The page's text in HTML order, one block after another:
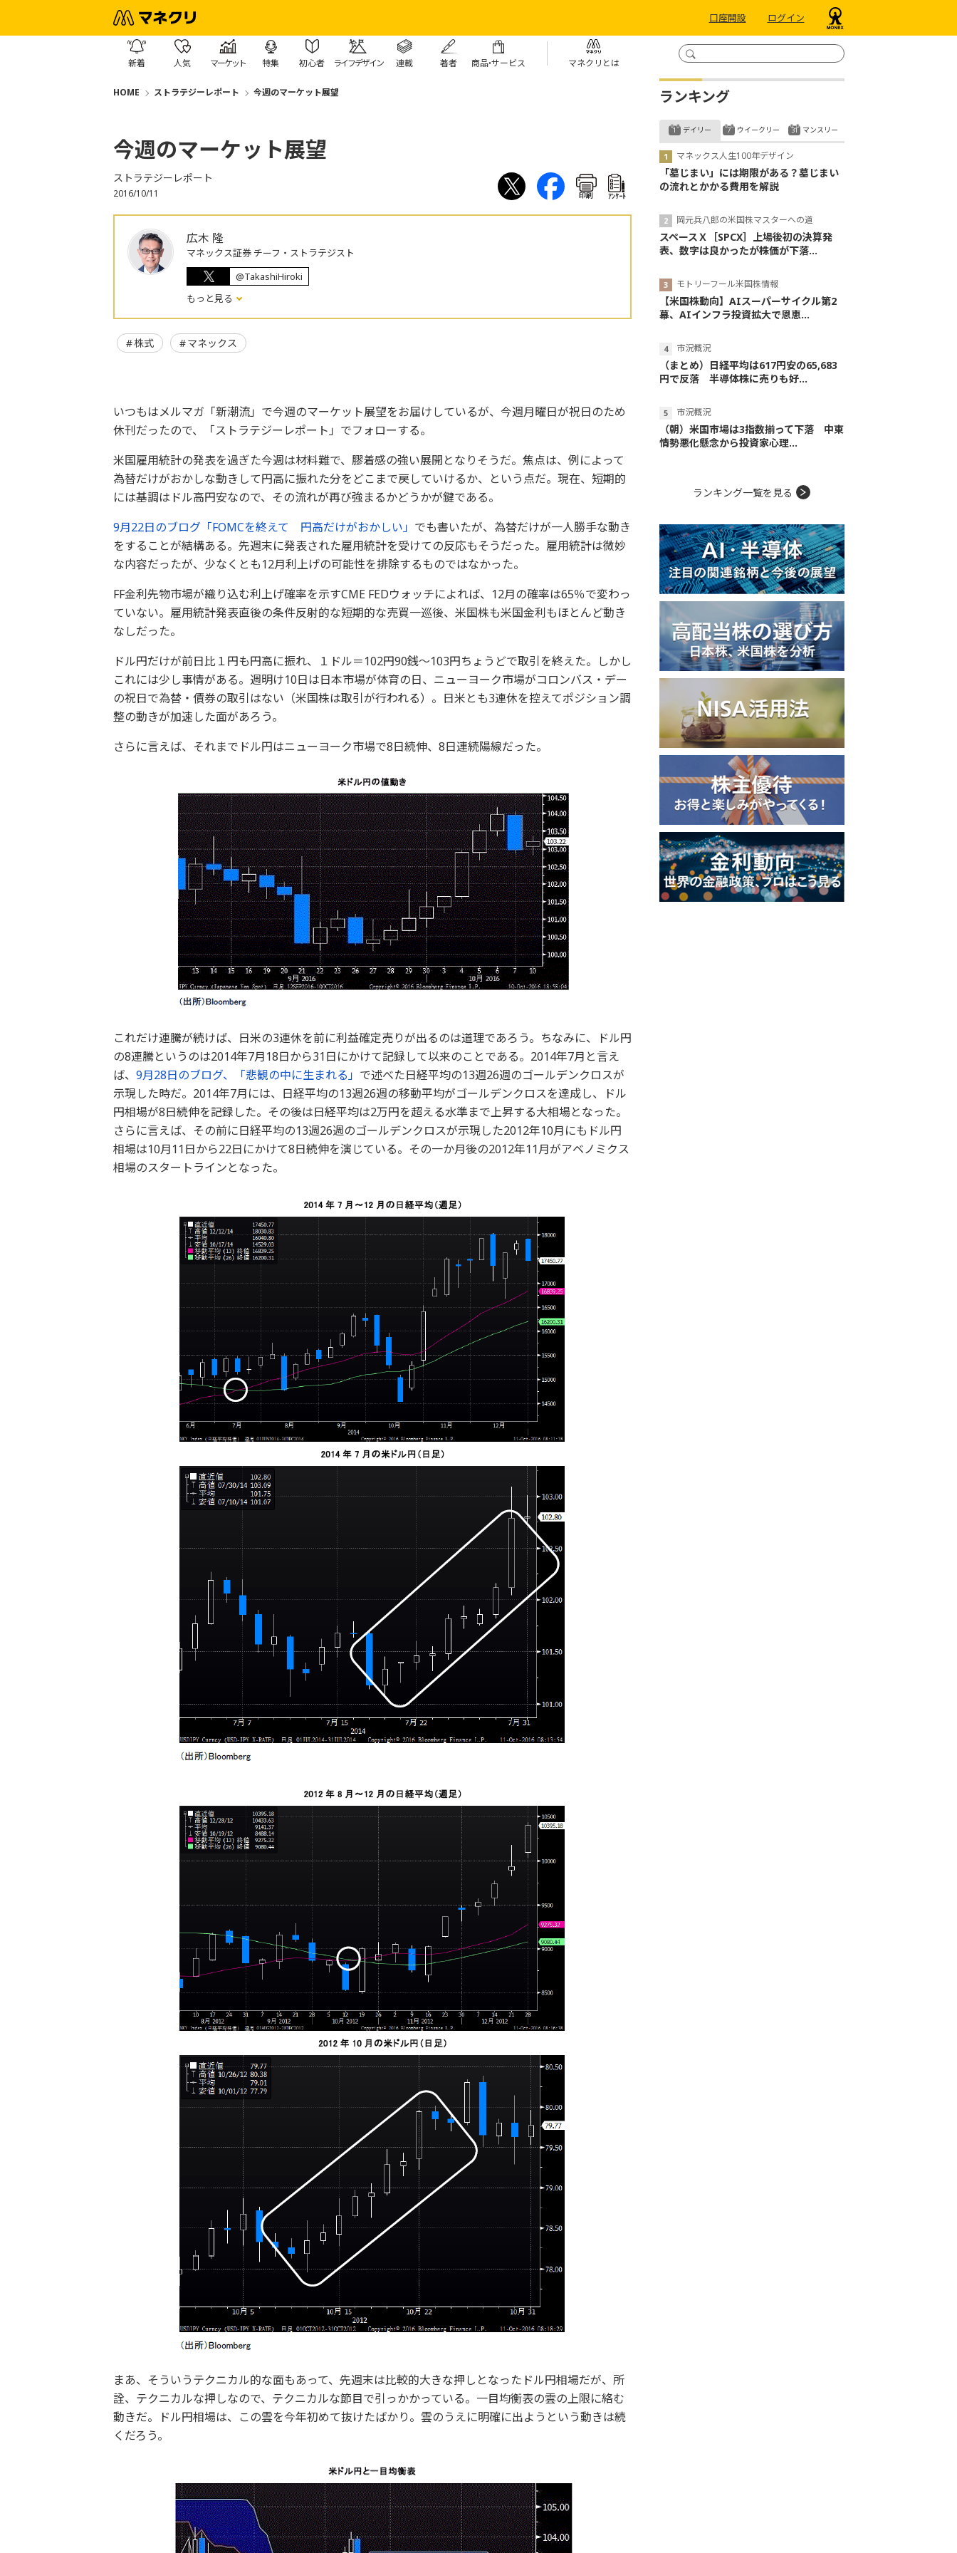
口座開設 ログイン
新着 人気 マーケット 特集 初心者 ライフデザイン 連載 著者 商品・サービス マネクリとは
HOME ストラテジーレポート 今週のマーケット展望
今週のマーケット展望
ストラテジーレポート
2016/10/11 印刷 ｱﾝｹｰﾄ
広木 隆
マネックス証券 チーフ・ストラテジスト
@TakashiHiroki
もっと見る
株式 マネックス
いつもはメルマガ「新潮流」で今週のマーケット展望をお届けしているが、今週月曜日が祝日のため
休刊だったので、「ストラテジーレポート」でフォローする。
米国雇用統計の発表を過ぎた今週は材料難で、膠着感の強い展開となりそうだ。焦点は、例によって
為替だけがおかしな動きして円高に振れた分をどこまで戻していけるか、という点だ。現在、短期的
には基調はドル高円安なので、その流れが再び強まるかどうかが鍵である。
9月22日のブログ「FOMCを終えて 円高だけがおかしい」 でも書いたが、為替だけが一人勝手な動き
をすることが結構ある。先週末に発表された雇用統計を受けての反応もそうだった。雇用統計は微妙
な内容だったが、少なくとも12月利上げの可能性を排除するものではなかった。
FF金利先物市場が織り込む利上げ確率を示すCME FEDウォッチによれば、12月の確率は65％で変わっ
ていない。雇用統計発表直後の条件反射的な短期的な売買一巡後、米国株も米国金利もほとんど動き
なしだった。
ドル円だけが前日比１円も円高に振れ、１ドル＝102円90銭～103円ちょうどで取引を終えた。しかし
これには少し事情がある。週明け10日は日本市場が体育の日、ニューヨーク市場がコロンバス・デー
の祝日で為替・債券の取引はない（米国株は取引が行われる）。日米とも3連休を控えてポジション調
整の動きが加速した面があろう。
さらに言えば、それまでドル円はニューヨーク市場で8日続伸、8日連続陽線だった。
これだけ連騰が続けば、日米の3連休を前に利益確定売りが出るのは道理であろう。ちなみに、ドル円
の8連騰というのは2014年7月18日から31日にかけて記録して以来のことである。2014年7月と言え
ば、 9月28日のブログ、「悲観の中に生まれる」 で述べた日経平均の13週26週のゴールデンクロスが
示現した時だ。2014年7月には、日経平均の13週26週の移動平均がゴールデンクロスを達成し、ドル
円相場が8日続伸を記録した。その後は日経平均は2万円を超える水準まで上昇する大相場となった。
さらに言えば、その前に日経平均の13週26週のゴールデンクロスが示現した2012年10月にもドル円
相場は10月11日から22日にかけて8日続伸を演じている。その一か月後の2012年11月がアベノミクス
相場のスタートラインとなった。
まあ、そういうテクニカル的な面もあって、先週末は比較的大きな押しとなったドル円相場だが、所
詮、テクニカルな押しなので、テクニカルな節目で引っかかっている。一目均衡表の雲の上限に絡む
動きだ。ドル円相場は、この雲を今年初めて抜けたばかり。雲のうえに明確に出ようという動きは続
くだろう。
ランキング
デイリー
マネックス人生100年デザイン
「墓じまい」には期限がある？墓じまい
の流れとかかる費用を解説
岡元兵八郎の米国株マスターへの道
スペースＸ［SPCX］上場後初の決算発
表、数字は良かったが株価が下落...
モトリーフール米国株情報
【米国株動向】AIスーパーサイクル第2
幕、AIインフラ投資拡大で恩恵...
市況概況
（まとめ）日経平均は617円安の65,683
円で反落 半導体株に売りも好...
市況概況
（朝）米国市場は3指数揃って下落 中東
情勢悪化懸念から投資家心理...
ウイークリー マンスリー
ランキング一覧を見る